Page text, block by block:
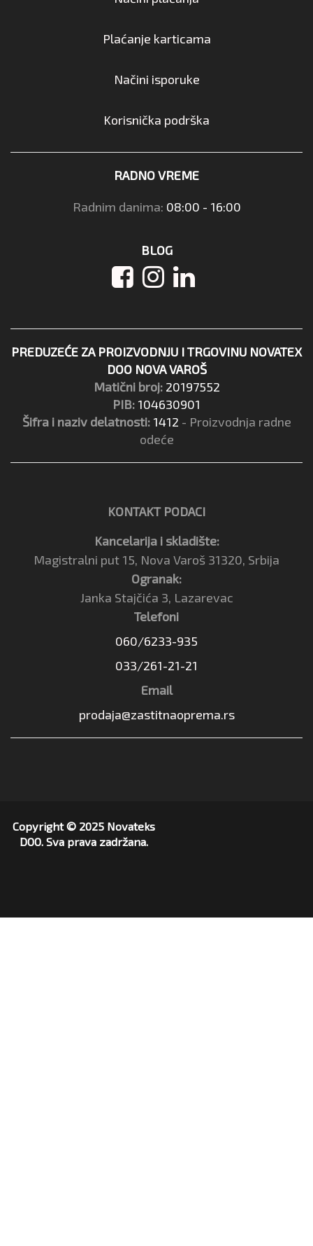
Plaćanje karticama
Načini isporuke
Korisnička podrška
RADNO VREME
Radnim danima: 08:00 - 16:00
BLOG
PREDUZEĆE ZA PROIZVODNJU I TRGOVINU NOVATEX
DOO NOVA VAROŠ
Matični broj: 20197552
PIB: 104630901
Šifra i naziv delatnosti: 1412 - Proizvodnja radne
odeće
KONTAKT PODACI
Kancelarija i skladište:
Magistralni put 15, Nova Varoš 31320, Srbija
Ogranak:
Janka Stajčića 3, Lazarevac
Telefoni
060/6233-935
033/261-21-21
Email
prodaja@zastitnaoprema.rs
Copyright © 2025 Novateks
DOO. Sva prava zadržana.